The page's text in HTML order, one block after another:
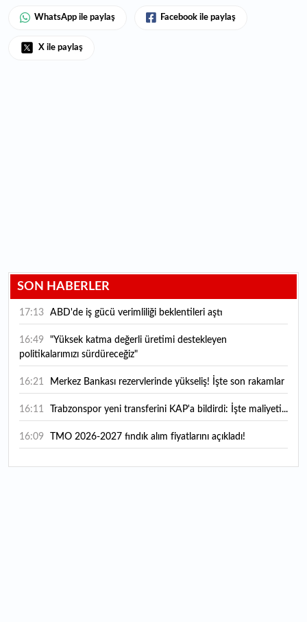
WhatsApp ile paylaş Facebook ile paylaş
X ile paylaş
SON HABERLER
17:13 ABD'de iş gücü verimliliği beklentileri aştı
16:49
politikalarımızı sürdüreceğiz"
16:21 Merkez Bankası rezervlerinde yükseliş! İşte son rakamlar
16:11 Trabzonspor yeni transferini KAP'a bildirdi: İşte maliyeti...
16:09 TMO 2026-2027 fındık alım fiyatlarını açıkladı!